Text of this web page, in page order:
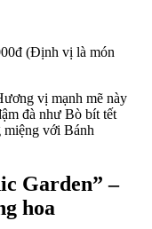
(Định vị là món
vị mạnh mẽ này
đà như Bò bít tết
với Bánh
Garden” –
hoa